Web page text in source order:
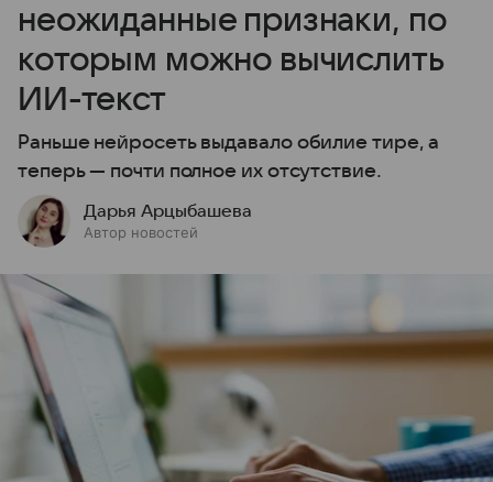
неожиданные признаки, по
которым можно вычислить
ИИ-текст
Раньше нейросеть выдавало обилие тире, а
теперь — почти полное их отсутствие.
Дарья Арцыбашева
Автор новостей